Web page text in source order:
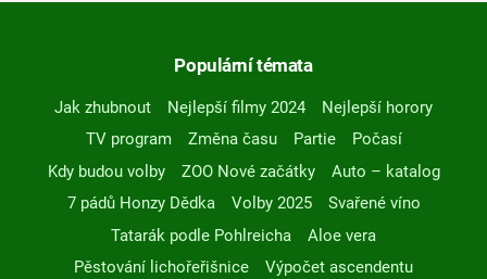
Populární témata
Jak zhubnout Nejlepší filmy 2024
Nejlepší horory
TV program
Změna času Partie
Počasí
Kdy budou volby
ZOO Nové začátky
Auto – katalog
7 pádů Honzy Dědka
Volby 2025
Svařené víno
Tatarák podle Pohlreicha
Aloe vera
Pěstování lichořeřišnice
Výpočet ascendentu